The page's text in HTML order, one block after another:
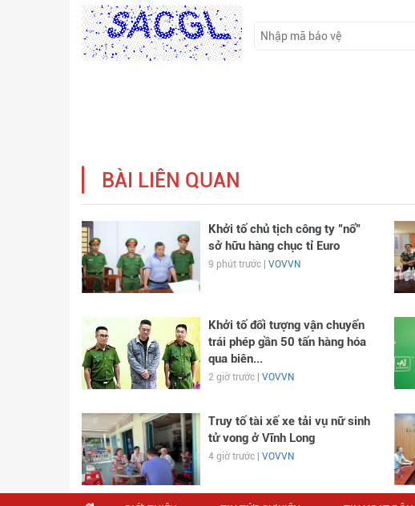
BÀI LIÊN QUAN
Khởi tố chủ tịch công ty "nổ"
sở hữu hàng chục tỉ Euro
9 phút trước | VOVVN
Khởi tố đối tượng vận chuyển
trái phép gần 50 tấn hàng hóa
qua biên...
2 giờ trước | VOVVN
Truy tố tài xế xe tải vụ nữ sinh
tử vong ở Vĩnh Long
4 giờ trước | VOVVN